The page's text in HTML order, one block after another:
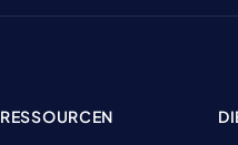
RESSOURCEN